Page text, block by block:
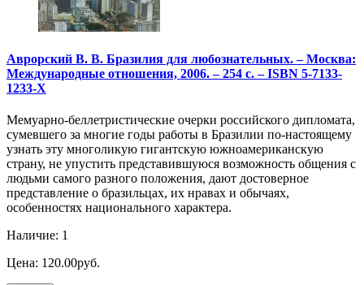
Аврорский В. В. Бразилия для любознательных. – Москва:
Международные отношения, 2006. – 254 с. – ISBN 5-7133-
1233-X
Мемуарно-беллетристические очерки российского дипломата,
сумевшего за многие годы работы в Бразилии по-настоящему
узнать эту многоликую гигантскую южноамериканскую
страну, не упустить представившуюся возможность общения с
людьми самого разного положения, дают достоверное
представление о бразильцах, их нравах и обычаях,
особенностях национального характера.
Наличие: 1
Цена: 120.00руб.